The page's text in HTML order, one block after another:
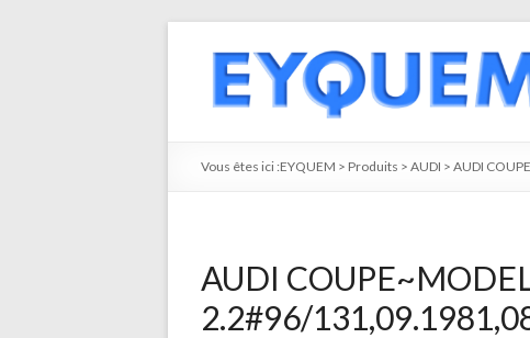
Vous êtes ici :EYQUEM > Produits > AUDI > AUDI COUPE
AUDI
2.2#96/